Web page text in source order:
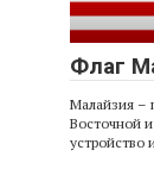
Флаг
Малайзия –
Восточной
устройство